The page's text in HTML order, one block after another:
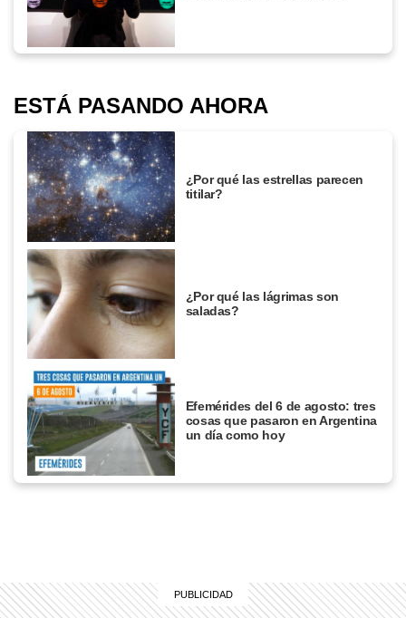
ESTÁ PASANDO AHORA
¿Por qué las estrellas parecen
titilar?
¿Por qué las lágrimas son
saladas?
Efemérides del 6 de agosto: tres
cosas que pasaron en Argentina
un día como hoy